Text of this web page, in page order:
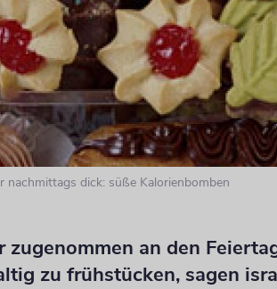
nachmittags dick: süße Kalorienbomben
zugenommen an den
zu frühstücken, sagen